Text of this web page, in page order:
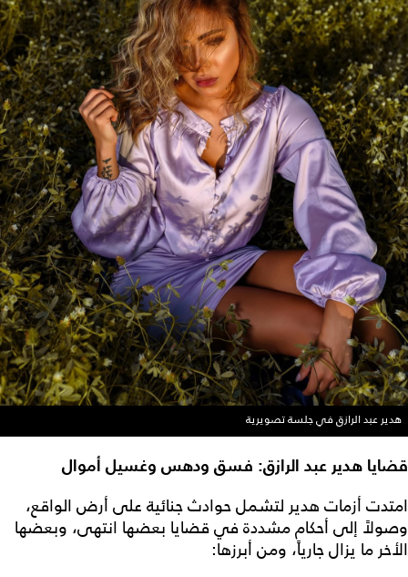
هدير عبد الرازق في جلسة تصويرية
قضايا هدير عبد الرازق: فسق ودهس وغسيل أموال
امتدت أزمات هدير لتشمل حوادث جنائية على أرض الواقع،
وصولاً إلى أحكام مشددة في قضايا بعضها انتهى، وبعضها
الأخر ما يزال جارياً، ومن أبرزها: